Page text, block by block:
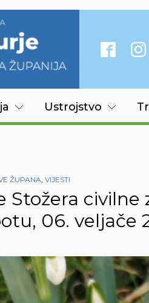
Ustrojstvo
ŽUPANA, VIJESTI
Stožera
06. veljače